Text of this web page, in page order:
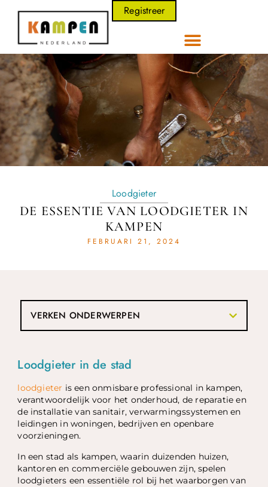
Registreer
Loodgieter
DE ESSENTIE VAN LOODGIETER IN
KAMPEN
FEBRUARI 21, 2024
Loodgieter in de stad
loodgieter is een onmisbare professional in kampen,
verantwoordelijk voor het onderhoud, de reparatie en
de installatie van sanitair, verwarmingssystemen en
leidingen in woningen, bedrijven en openbare
voorzieningen.
In een stad als kampen, waarin duizenden huizen,
kantoren en commerciële gebouwen zijn, spelen
loodgieters een essentiële rol bij het waarborgen van
VERKEN ONDERWERPEN